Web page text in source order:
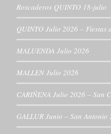
Roscaderos QUINTO 18-julio
QUINTO Julio 2026 – Fiestas
MALUENDA Julio 2026
MALLEN Julio 2026
CARIÑENA Julio 2026 – San
GALLUR Junio – San Antonio